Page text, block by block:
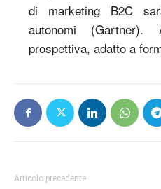
di marketing B2C
autonomi
prospettiva, adatto a
Articolo precedente